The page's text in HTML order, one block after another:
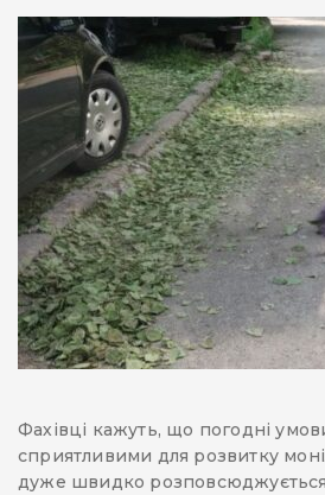
Фахівці кажуть, що погодні
сприятливими для розвитку
дуже швидко